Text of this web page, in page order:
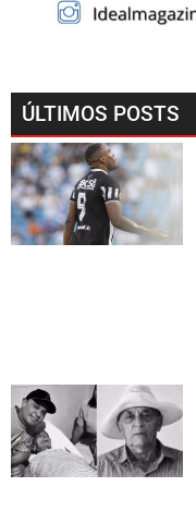
ÚLTIMOS POSTS